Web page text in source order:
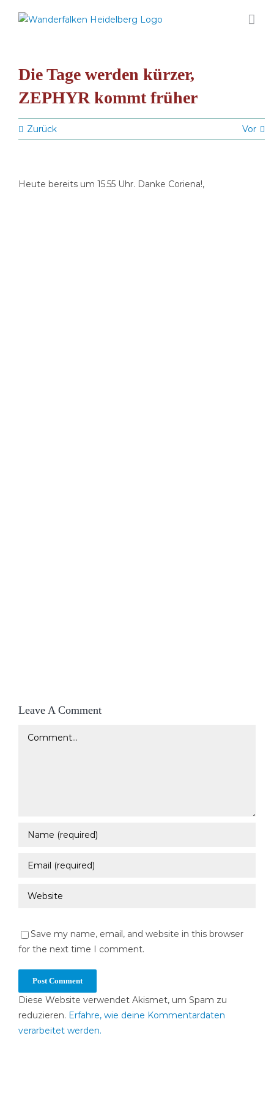
Inhalt
Die Tage werden kürzer,
ZEPHYR kommt früher
Zurück Vor
Heute bereits um 15.55 Uhr. Danke Coriena!,
Leave A Comment
Comment
Save my name, email, and website in this browser
for the next time I comment.
Diese Website verwendet Akismet, um Spam zu
reduzieren. Erfahre, wie deine Kommentardaten
verarbeitet werden.